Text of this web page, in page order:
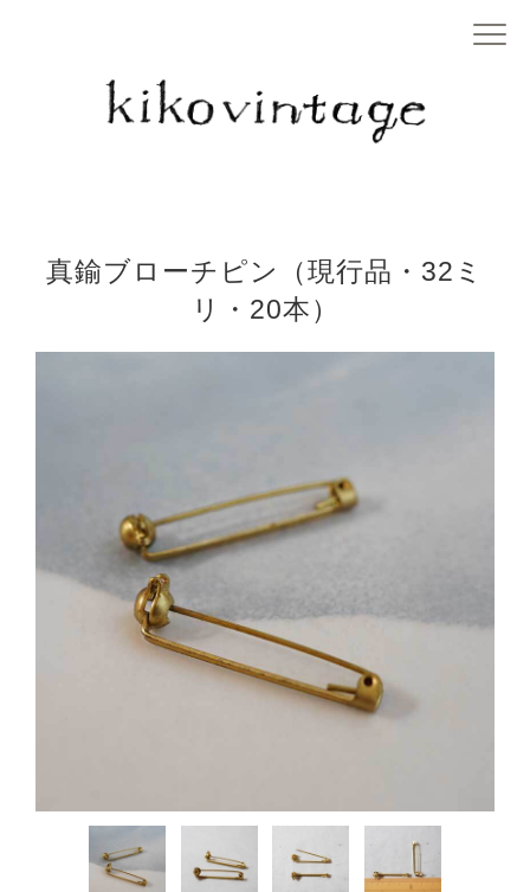
真鍮ブローチピン（現行品・32ミ
リ・20本）